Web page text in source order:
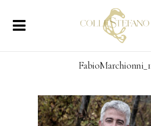
FabioMarchionni_1